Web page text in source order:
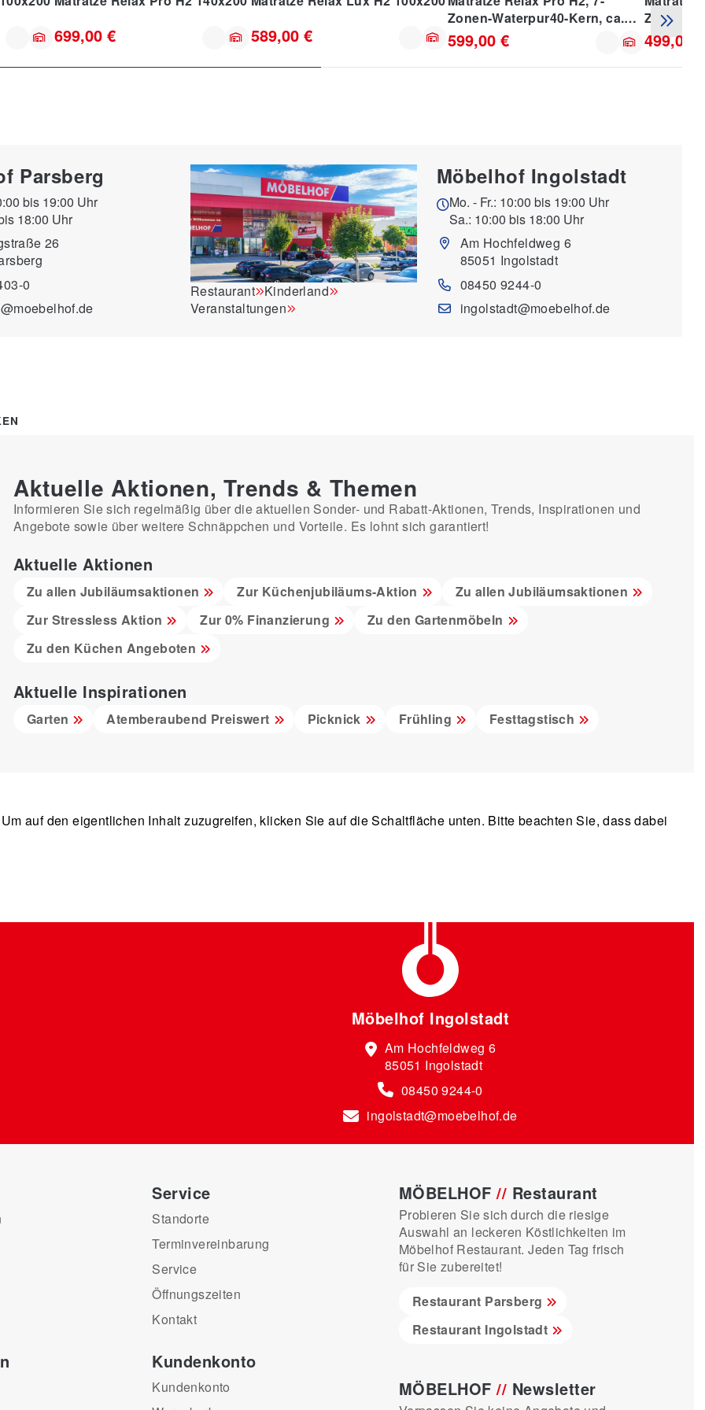
699,00 € 589,00 €
Zonen-Waterpur40-Kern, ca.
120x200 cm
599,00 €
Zonen-
90x200
499,00 €
Parsberg
bis 19:00 Uhr
18:00 Uhr
26
0
Restaurant Kinderland
Veranstaltungen
Möbelhof Ingolstadt
Mo. - Fr.: 10:00 bis 19:00 Uhr
Sa.: 10:00 bis 18:00 Uhr
Am Hochfeldweg 6
85051 Ingolstadt
08450 9244-0
ingolstadt@moebelhof.de
Aktuelle Aktionen, Trends & Themen
Informieren Sie sich regelmäßig über die aktuellen Sonder- und Rabatt-Aktionen, Trends, Inspirationen und
Angebote sowie über weitere Schnäppchen und Vorteile. Es lohnt sich garantiert!
Aktuelle Aktionen
Zu allen Jubiläumsaktionen Zur Küchenjubiläums-Aktion
Zu allen Jubiläumsaktionen
Zur Stressless Aktion
Zur 0% Finanzierung
Zu den Gartenmöbeln
Zu den Küchen Angeboten
Aktuelle Inspirationen
Garten Atemberaubend Preiswert Picknick Frühling Festtagstisch
auf den eigentlichen Inhalt zuzugreifen, klicken Sie auf die Schaltfläche unten. Bitte beachten Sie, dass dabei
Möbelhof Ingolstadt
Am Hochfeldweg 6
85051 Ingolstadt
08450 9244-0
ingolstadt@moebelhof.de
Service
Standorte
Terminvereinbarung
Service
Öffnungszeiten
Kontakt
Kundenkonto
Kundenkonto
MÖBELHOF// Restaurant
Probieren Sie sich durch die riesige
Auswahl an leckeren Köstlichkeiten im
Möbelhof Restaurant. Jeden Tag frisch
für Sie zubereitet!
Restaurant Parsberg
Restaurant Ingolstadt
MÖBELHOF// Newsletter